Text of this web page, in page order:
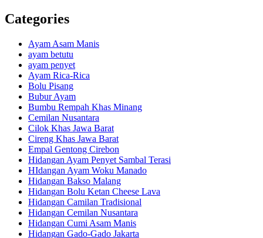
Categories
Ayam Asam Manis
ayam betutu
ayam penyet
Ayam Rica-Rica
Bolu Pisang
Bubur Ayam
Bumbu Rempah Khas Minang
Cemilan Nusantara
Cilok Khas Jawa Barat
Cireng Khas Jawa Barat
Empal Gentong Cirebon
Hidangan Ayam Penyet Sambal Terasi
HIdangan Ayam Woku Manado
Hidangan Bakso Malang
Hidangan Bolu Ketan Cheese Lava
Hidangan Camilan Tradisional
Hidangan Cemilan Nusantara
Hidangan Cumi Asam Manis
Hidangan Gado-Gado Jakarta